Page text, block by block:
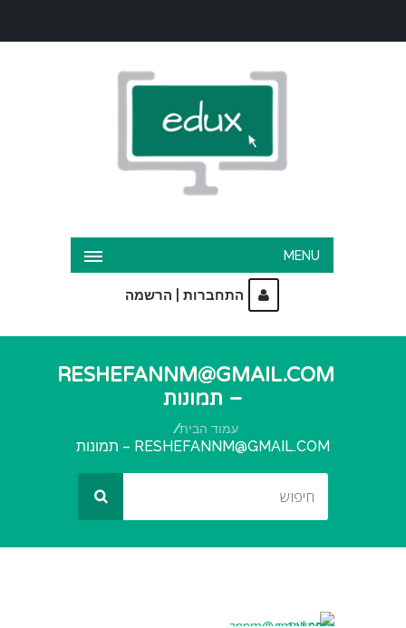
MENU
התחברות הרשמה
RESHEFANNM@GMAIL.COM
– תמונות
עמוד הבית
RESHEFANNM@GMAIL.COM – תמונות